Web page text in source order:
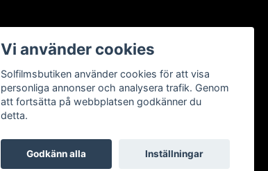
Facebook
YouTube
Vi använder cookies
Solfilmsbutiken använder cookies för att visa
personliga annonser och analysera trafik. Genom
att fortsätta på webbplatsen godkänner du
detta.
Godkänn alla Inställningar